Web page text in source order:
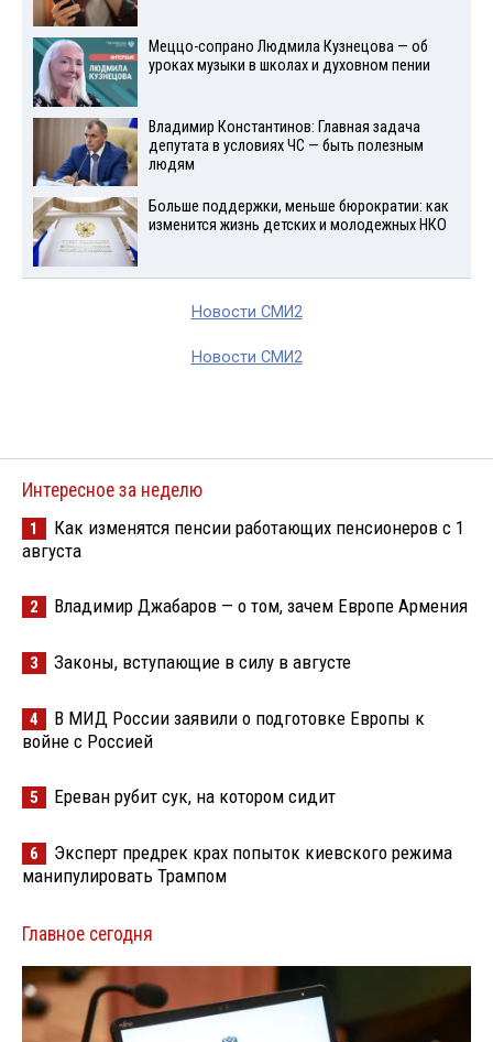
Меццо-сопрано Людмила Кузнецова — об
уроках музыки в школах и духовном пении
Владимир Константинов: Главная задача
депутата в условиях ЧС — быть полезным
людям
Больше поддержки, меньше бюрократии: как
изменится жизнь детских и молодежных НКО
Новости СМИ2
Новости СМИ2
Интересное за неделю
1
Как изменятся пенсии работающих пенсионеров с 1
августа
2 Владимир Джабаров — о том, зачем Европе Армения
3 Законы, вступающие в силу в августе
4
В МИД России заявили о подготовке Европы к
войне с Россией
5 Ереван рубит сук, на котором сидит
6
Эксперт предрек крах попыток киевского режима
манипулировать Трампом
Главное сегодня